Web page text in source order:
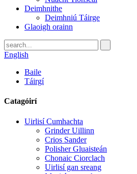
Deimhnithe
Deimhniú Táirge
Glaoigh orainn
English
Baile
Táirgí
Catagóirí
Uirlisí Cumhachta
Grinder Uillinn
Crios Sander
Polisher Gluaisteán
Chonaic Ciorclach
Uirlisí gan sreang